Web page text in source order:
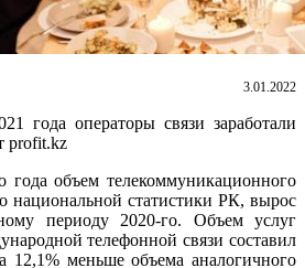
3.01.2022
года операторы связи заработали
profit.kz
года объем телекоммуникационного
статистики РК, вырос
периоду 2020-го. Объем услуг
телефонной связи составил
12,1% меньше объема аналогичного